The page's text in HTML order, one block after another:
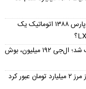
قیمت پژو پارس کارکرده به ۱.۵ میلیارد رسید؛ پارس ۱۳۸۸ اتوماتیک یک
قیمت ماشین ظرفشویی به ۲۰۰ میلیون نزدیک شد؛ ال‌جی ۱۹۲ میلیون، بوش